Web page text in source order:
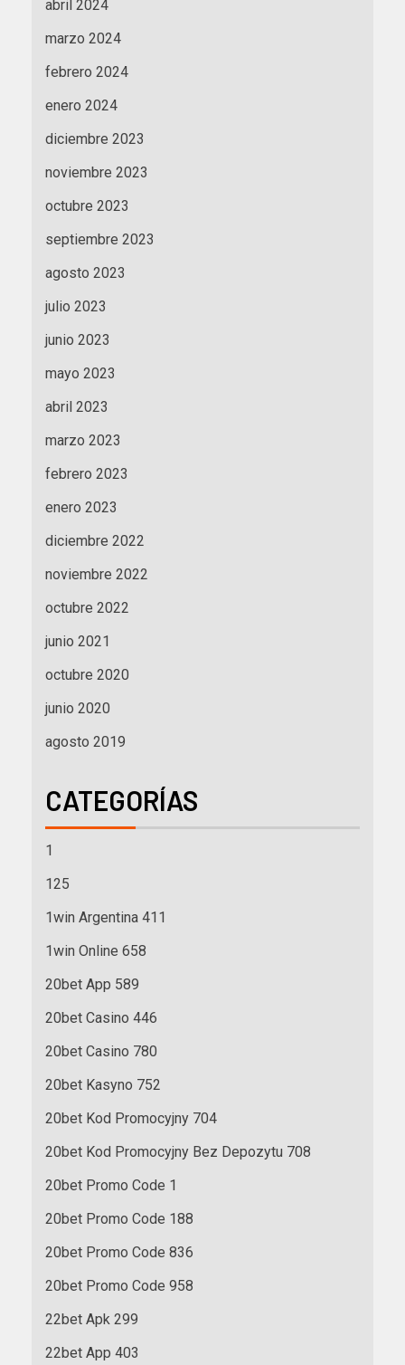
abril 2024
marzo 2024
febrero 2024
enero 2024
diciembre 2023
noviembre 2023
octubre 2023
septiembre 2023
agosto 2023
julio 2023
junio 2023
mayo 2023
abril 2023
marzo 2023
febrero 2023
enero 2023
diciembre 2022
noviembre 2022
octubre 2022
junio 2021
octubre 2020
junio 2020
agosto 2019
CATEGORÍAS
1
125
1win Argentina 411
1win Online 658
20bet App 589
20bet Casino 446
20bet Casino 780
20bet Kasyno 752
20bet Kod Promocyjny 704
20bet Kod Promocyjny Bez Depozytu 708
20bet Promo Code 1
20bet Promo Code 188
20bet Promo Code 836
20bet Promo Code 958
22bet Apk 299
22bet App 403